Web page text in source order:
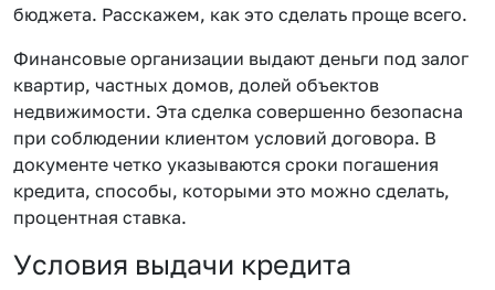
бюджета. Расскажем, как это сделать проще всего.
Финансовые организации выдают деньги под залог
квартир, частных домов, долей объектов
недвижимости. Эта сделка совершенно безопасна
при соблюдении клиентом условий договора. В
документе четко указываются сроки погашения
кредита, способы, которыми это можно сделать,
процентная ставка.
Условия выдачи кредита